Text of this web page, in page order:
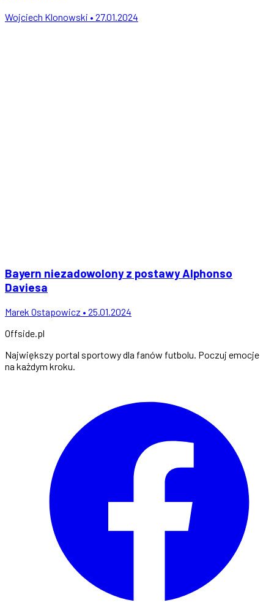
Wojciech Klonowski • 27.01.2024
Bayern niezadowolony z postawy Alphonso
Daviesa
Marek Ostapowicz • 25.01.2024
Offside.pl
Największy portal sportowy dla fanów futbolu. Poczuj emocje
na każdym kroku.